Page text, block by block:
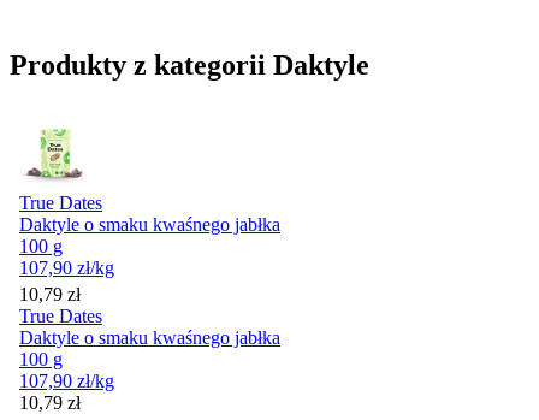
Produkty z kategorii Daktyle
True Dates
Daktyle o smaku kwaśnego jabłka
100 g
107,90 zł/kg
Cena
10,79 zł
True Dates
Daktyle o smaku kwaśnego jabłka
100 g
107,90 zł/kg
Cena
10,79 zł